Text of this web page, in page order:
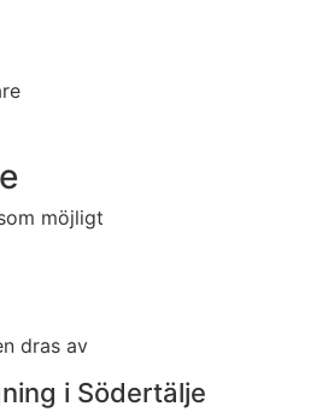
möjligt
dras av
i Södertälje